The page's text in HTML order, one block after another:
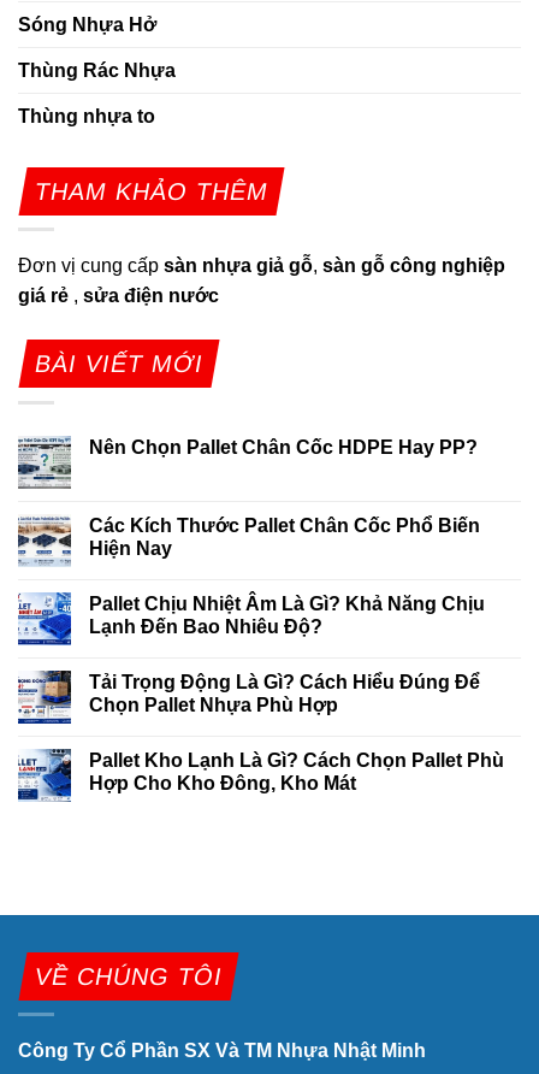
Sóng Nhựa Hở
Thùng Rác Nhựa
Thùng nhựa to
THAM KHẢO THÊM
Đơn vị cung cấp sàn nhựa giả gỗ, sàn gỗ công nghiệp
giá rẻ , sửa điện nước
BÀI VIẾT MỚI
Nên Chọn Pallet Chân Cốc HDPE Hay PP?
Các Kích Thước Pallet Chân Cốc Phổ Biến
Hiện Nay
Pallet Chịu Nhiệt Âm Là Gì? Khả Năng Chịu
Lạnh Đến Bao Nhiêu Độ?
Tải Trọng Động Là Gì? Cách Hiểu Đúng Để
Chọn Pallet Nhựa Phù Hợp
Pallet Kho Lạnh Là Gì? Cách Chọn Pallet Phù
Hợp Cho Kho Đông, Kho Mát
VỀ CHÚNG TÔI
Công Ty Cổ Phần SX Và TM Nhựa Nhật Minh